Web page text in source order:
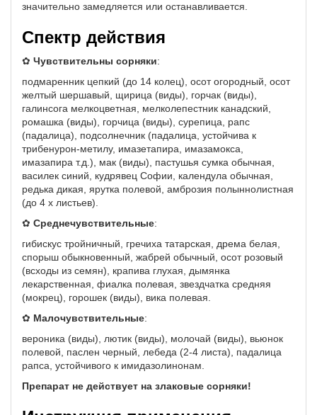
значительно замедляется или останавливается.
Спектр действия
✿ Чувствительны сорняки:
подмаренник цепкий (до 14 колец), осот огородный, осот
желтый шершавый, щирица (виды), горчак (виды),
галинсога мелкоцветная, мелколепестник канадский,
ромашка (виды), горчица (виды), сурепица, рапс
(падалица), подсолнечник (падалица, устойчива к
трибенурон-метилу, имазетапира, имазамокса,
имазапира т.д.), мак (виды), пастушья сумка обычная,
василек синий, кудрявец Софии, календула обычная,
редька дикая, ярутка полевой, амброзия полыннолистная
(до 4 х листьев).
✿ Среднечувствительные:
гибискус тройничный, гречиха татарская, дрема белая,
спорыш обыкновенный, жабрей обычный, осот розовый
(всходы из семян), крапива глухая, дымянка
лекарственная, фиалка полевая, звездчатка средняя
(мокрец), горошек (виды), вика полевая.
✿ Малочувствительные:
вероника (виды), лютик (виды), молочай (виды), вьюнок
полевой, паслен черный, лебеда (2-4 листа), падалица
рапса, устойчивого к имидазолинонам.
Препарат не действует на злаковые сорняки!